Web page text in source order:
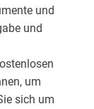
und
und
um
sich um